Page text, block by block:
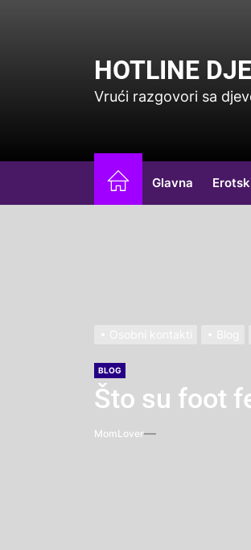
HOTLINE
Vrući razgovori sa
Glavna
BLOG
Što su foot
MomLover